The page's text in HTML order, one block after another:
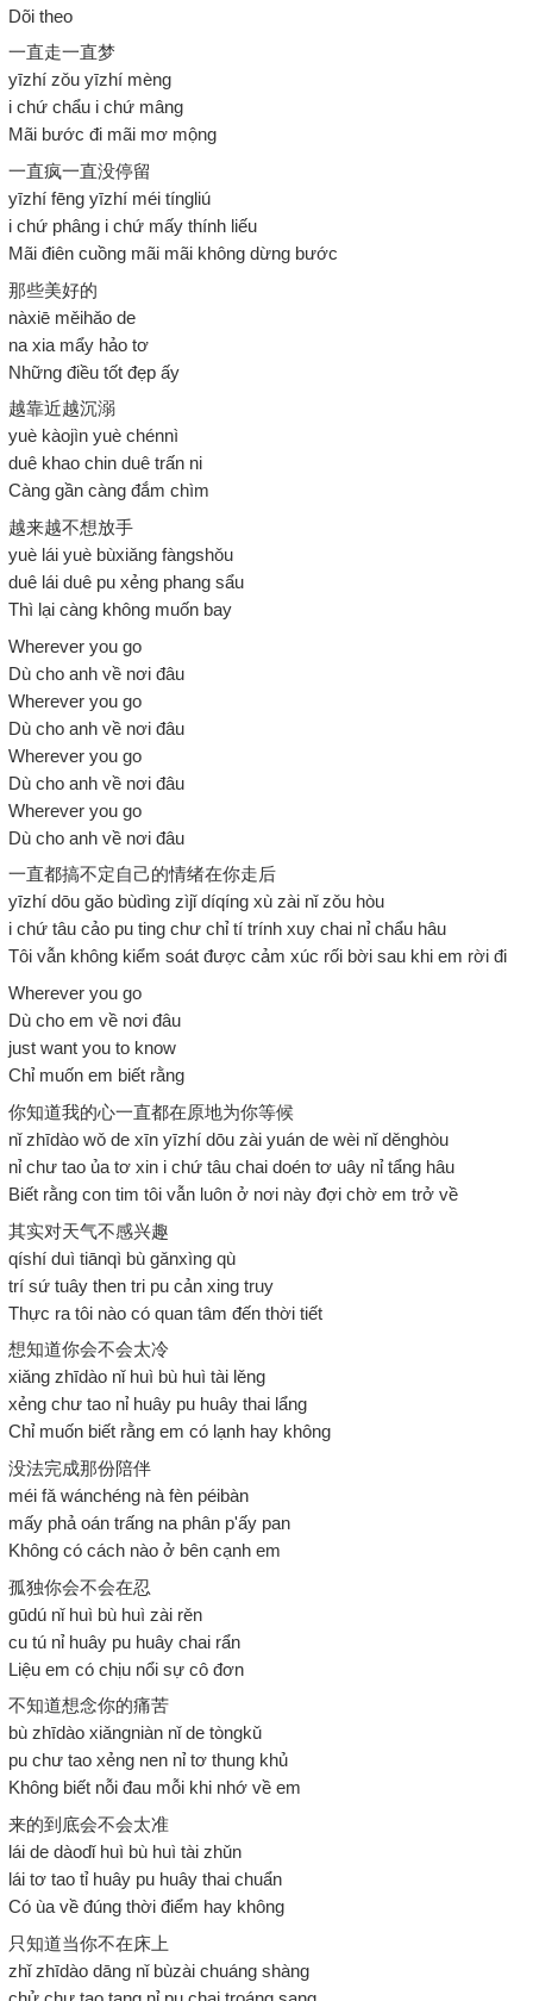
Dõi theo
一直走一直梦
yīzhí zǒu yīzhí mèng
i chứ chẩu i chứ mâng
Mãi bước đi mãi mơ mộng
一直疯一直没停留
yīzhí fēng yīzhí méi tíngliú
i chứ phâng i chứ mấy thính liếu
Mãi điên cuồng mãi mãi không dừng bước
那些美好的
nàxiē měihǎo de
na xia mẩy hảo tơ
Những điều tốt đẹp ấy
越靠近越沉溺
yuè kàojìn yuè chénnì
duê khao chin duê trấn ni
Càng gần càng đắm chìm
越来越不想放手
yuè lái yuè bùxiǎng fàngshǒu
duê lái duê pu xẻng phang sẩu
Thì lại càng không muốn bay
Wherever you go
Dù cho anh về nơi đâu
Wherever you go
Dù cho anh về nơi đâu
Wherever you go
Dù cho anh về nơi đâu
Wherever you go
Dù cho anh về nơi đâu
一直都搞不定自己的情绪在你走后
yīzhí dōu gǎo bùdìng zìjǐ díqíng xù zài nǐ zǒu hòu
i chứ tâu cảo pu ting chư chỉ tí trính xuy chai nỉ chẩu hâu
Tôi vẫn không kiểm soát được cảm xúc rối bời sau khi em rời đi
Wherever you go
Dù cho em về nơi đâu
just want you to know
Chỉ muốn em biết rằng
你知道我的心一直都在原地为你等候
nǐ zhīdào wǒ de xīn yīzhí dōu zài yuán de wèi nǐ děnghòu
nỉ chư tao ủa tơ xin i chứ tâu chai doén tơ uây nỉ tẩng hâu
Biết rằng con tim tôi vẫn luôn ở nơi này đợi chờ em trở về
其实对天气不感兴趣
qíshí duì tiānqì bù gǎnxìng qù
trí sứ tuây then tri pu cản xing truy
Thực ra tôi nào có quan tâm đến thời tiết
想知道你会不会太冷
xiǎng zhīdào nǐ huì bù huì tài lěng
xẻng chư tao nỉ huây pu huây thai lẩng
Chỉ muốn biết rằng em có lạnh hay không
没法完成那份陪伴
méi fǎ wánchéng nà fèn péibàn
mấy phả oán trấng na phân p'ấy pan
Không có cách nào ở bên cạnh em
孤独你会不会在忍
gūdú nǐ huì bù huì zài rěn
cu tú nỉ huây pu huây chai rẩn
Liệu em có chịu nổi sự cô đơn
不知道想念你的痛苦
bù zhīdào xiǎngniàn nǐ de tòngkǔ
pu chư tao xẻng nen nỉ tơ thung khủ
Không biết nỗi đau mỗi khi nhớ về em
来的到底会不会太准
lái de dàodǐ huì bù huì tài zhǔn
lái tơ tao tỉ huây pu huây thai chuẩn
Có ùa về đúng thời điểm hay không
只知道当你不在床上
zhǐ zhīdào dāng nǐ bùzài chuáng shàng